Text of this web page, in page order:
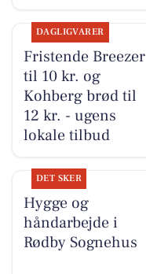
DAGLIGVARER
Fristende Breezer
til 10 kr. og
Kohberg brød til
12 kr. - ugens
lokale tilbud
DET SKER
Hygge og
håndarbejde i
Rødby Sognehus